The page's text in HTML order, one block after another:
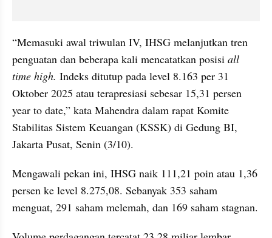
“Memasuki awal triwulan IV, IHSG melanjutkan tren
penguatan dan beberapa kali mencatatkan posisi all
time high. Indeks ditutup pada level 8.163 per 31
Oktober 2025 atau terapresiasi sebesar 15,31 persen
year to date,” kata Mahendra dalam rapat Komite
Stabilitas Sistem Keuangan (KSSK) di Gedung BI,
Jakarta Pusat, Senin (3/10).
Mengawali pekan ini, IHSG naik 111,21 poin atau 1,36
persen ke level 8.275,08. Sebanyak 353 saham
menguat, 291 saham melemah, dan 169 saham stagnan.